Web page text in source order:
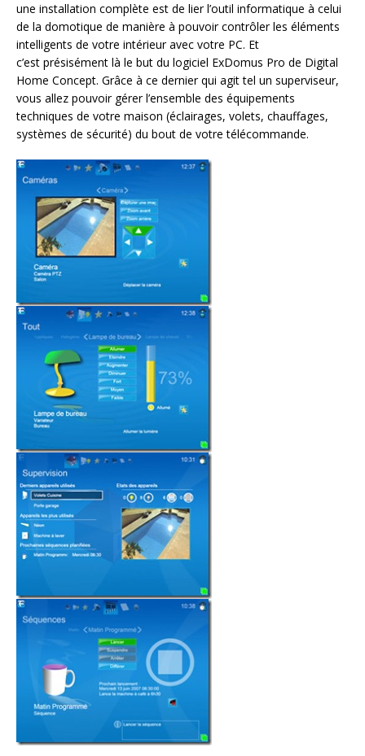
une installation complète est de lier l’outil informatique à celui
de la domotique de manière à pouvoir contrôler les éléments
intelligents de votre intérieur avec votre PC. Et
c’est présisément là le but du logiciel ExDomus Pro de Digital
Home Concept. Grâce à ce dernier qui agit tel un superviseur,
vous allez pouvoir gérer l’ensemble des équipements
techniques de votre maison (éclairages, volets, chauffages,
systèmes de sécurité) du bout de votre télécommande.